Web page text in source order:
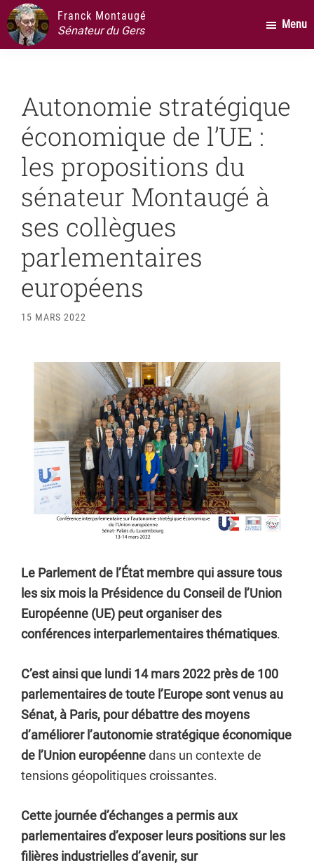
Passer
au
contenu
Passer
la
principale
Passer
au
pied
Franck Montaugé
Sénateur du Gers
Menu
Autonomie stratégique
économique de l’UE :
les propositions du
sénateur Montaugé à
ses collègues
parlementaires
européens
15 MARS 2022
Le Parlement de l’État membre qui assure tous
les six mois la Présidence du Conseil de l’Union
Européenne (UE) peut organiser des
conférences interparlementaires thématiques.
C’est ainsi que lundi 14 mars 2022 près de 100
parlementaires de toute l’Europe sont venus au
Sénat, à Paris, pour débattre des moyens
d’améliorer l’autonomie stratégique économique
de l’Union européennedans un contexte de
tensions géopolitiques croissantes.
Cette journée d’échanges a permis aux
parlementaires d’exposer leurs positions sur les
filières industrielles d’avenir, sur